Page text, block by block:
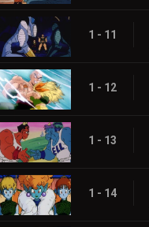
1 - 11
1 - 12
1 - 13
1 - 14